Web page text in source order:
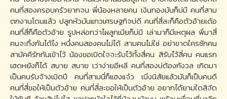
คนที่สองครอบครัวยากจน พี่น้องหลายคน เงินทองมันก็บ่มี คนที่สาม
ตกงานโดนแล้ว ปลูกหัวมันแกวเศรษฐกิจบ่ดี คนที่สี่ละก็คือตัวอ้ายเด้อ
คนที่สี่ก็คือตัวอ้าย รูปหล่อกว่าไผลูกเมียก็บ่มี เล่ามาก็มีเหตุผล พี่มาสี่
คนจะทิ้งกันได้ไง หนึ่งคนสองคนไม่ได้ สามคนไม่ใช่ อย่าขาดใครซักคน
สามัคคีรักกันเข้าไว้ น้องขอเปิดใจจะรับไว้ทั้งสี่คน สิรับไว้สี่คน คนแรก
เฮดหยังก็ได้ สบาย สบาย เว่าง่ายอีหลี คนที่สองบ่ต้องกังวล เกิดมา
เป็นคนรับจ้างเมิดปี คนที่สามนี่ก็แฮงแจ๋ว เบิ่งนิสัยแล้วมันก็เป็นคนดี
คนที่สี่ขอให้เป็นตัวอ้าย คนที่สี่ละขอให้เป็นตัวอ้าย อยากได้ยามใดสิจัด